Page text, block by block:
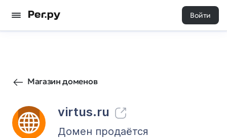
Войти
Магазин доменов
virtus.ru
1 0
Домен продаётся